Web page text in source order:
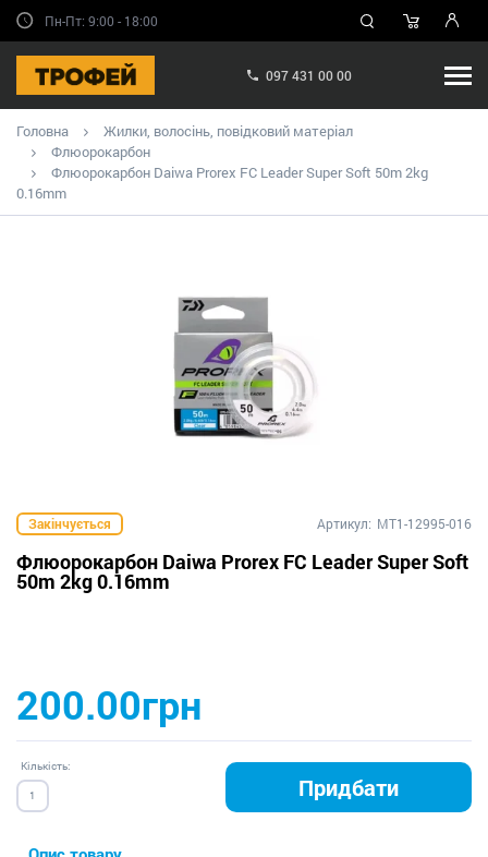
Пн-Пт: 9:00 - 18:00
097 431 00 00
Головна
Жилки, волосінь, повідковий матеріал
Флюорокарбон
Флюорокарбон Daiwa Prorex FC Leader Super Soft 50m 2kg
0.16mm
Закінчується Артикул: MT1-12995-016
Флюорокарбон Daiwa Prorex FC Leader Super Soft
50m 2kg 0.16mm
200.00грн
Кількість:
Придбати